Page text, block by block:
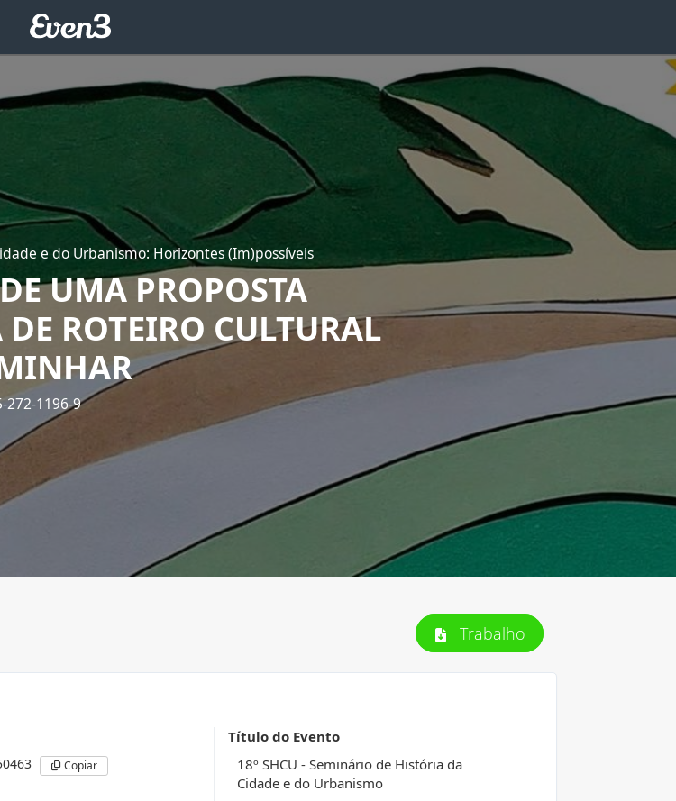
e do Urbanismo: Horizontes (Im)possíveis
UMA PROPOSTA
ROTEIRO CULTURAL
272-1196-9
Trabalho
Copiar
Título do Evento
18º SHCU - Seminário de História da
Cidade e do Urbanismo